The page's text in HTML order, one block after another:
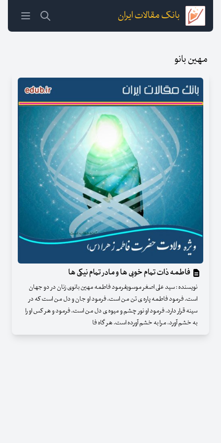
بانک مقالات ایران
مهین بانو
فاطمه ذات تمام خوبی ها و مادر تمام نیکی ها
نویسنده : سید علی اصغر موسویفرمود فاطمه مهین بانوی زنان در دو جهان
است. فرمود فاطمه پاره ی تن من است. فرمود او جان و دل من است که در
سینه قرار دارد. فرمود او نور چشم و میوه ی دل من است. فرمود و هر کس او را
به خشم آورد، مرا به خشم آورده است. هر گاه فا